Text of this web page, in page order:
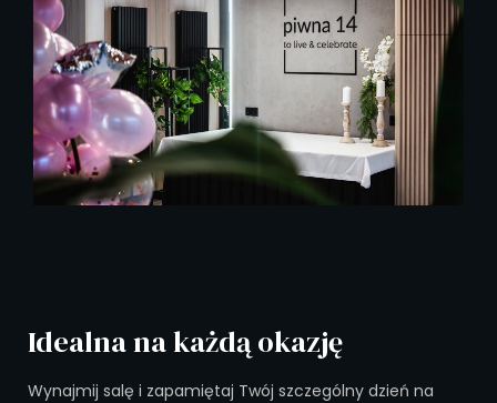
Idealna na każdą okazję
Wynajmij salę i zapamiętaj Twój szczególny dzień na